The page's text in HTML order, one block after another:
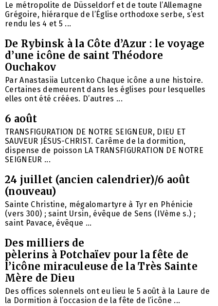
Le métropolite de Düsseldorf et de toute l’Allemagne
Grégoire, hiérarque de l’Église orthodoxe serbe, s’est
rendu les 4 et 5 ...
De Rybinsk à la Côte d’Azur : le voyage
d’une icône de saint Théodore
Ouchakov
Par Anastasiia Lutcenko Chaque icône a une histoire.
Certaines demeurent dans les églises pour lesquelles
elles ont été créées. D’autres ...
6 août
TRANSFIGURATION DE NOTRE SEIGNEUR, DIEU ET
SAUVEUR JÉSUS-CHRIST. Carême de la dormition,
dispense de poisson LA TRANSFIGURATION DE NOTRE
SEIGNEUR ...
24 juillet (ancien calendrier)/6 août
(nouveau)
Sainte Christine, mégalomartyre à Tyr en Phénicie
(vers 300) ; saint Ursin, évêque de Sens (IVème s.) ;
saint Pavace, évêque ...
Des milliers de
pèlerins à Potchaïev pour la fête de
l’icône miraculeuse de la Très Sainte
Mère de Dieu
Des offices solennels ont eu lieu le 5 août à la Laure de
la Dormition à l’occasion de la fête de l’icône ...